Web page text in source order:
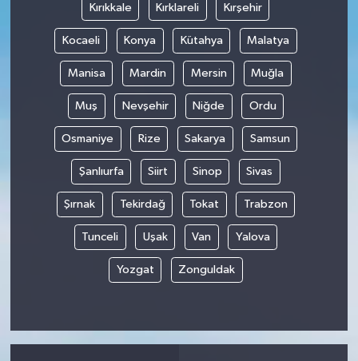
Kırıkkale Kırklareli Kırşehir
Kocaeli Konya Kütahya Malatya
Manisa Mardin Mersin Muğla
Muş Nevşehir Niğde Ordu
Osmaniye Rize Sakarya Samsun
Şanlıurfa Siirt Sinop Sivas
Şırnak Tekirdağ Tokat Trabzon
Tunceli Uşak Van Yalova
Yozgat Zonguldak